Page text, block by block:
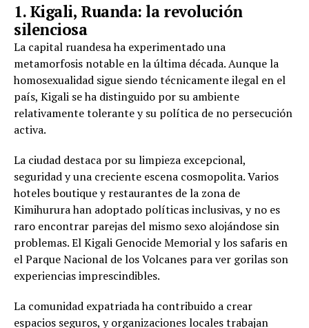
1. Kigali, Ruanda: la revolución
silenciosa
La capital ruandesa ha experimentado una
metamorfosis notable en la última década. Aunque la
homosexualidad sigue siendo técnicamente ilegal en el
país, Kigali se ha distinguido por su ambiente
relativamente tolerante y su política de no persecución
activa.
La ciudad destaca por su limpieza excepcional,
seguridad y una creciente escena cosmopolita. Varios
hoteles boutique y restaurantes de la zona de
Kimihurura han adoptado políticas inclusivas, y no es
raro encontrar parejas del mismo sexo alojándose sin
problemas. El Kigali Genocide Memorial y los safaris en
el Parque Nacional de los Volcanes para ver gorilas son
experiencias imprescindibles.
La comunidad expatriada ha contribuido a crear
espacios seguros, y organizaciones locales trabajan